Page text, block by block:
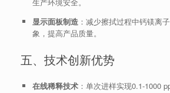
显示面板制造：减少擦拭过程中钙镁离
象，提高产品质量。
五、技术创新优势
在线稀释技术：单次进样实现0.1-1000